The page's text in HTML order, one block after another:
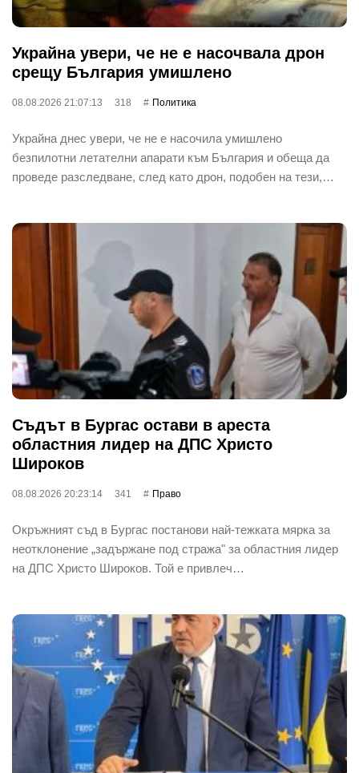
Украйна увери, че не е насочвала дрон
срещу България умишлено
08.08.2026 21:07:13 318 Политика
Украйна днес увери, че не е насочила умишлено
безпилотни летателни апарати към България и обеща да
проведе разследване, след като дрон, подобен на тези,…
Съдът в Бургас остави в ареста
областния лидер на ДПС Христо
Широков
08.08.2026 20:23:14 341 Право
Окръжният съд в Бургас постанови най-тежката мярка за
неотклонение „задържане под стража" за областния лидер
на ДПС Христо Широков. Той е привлеч…